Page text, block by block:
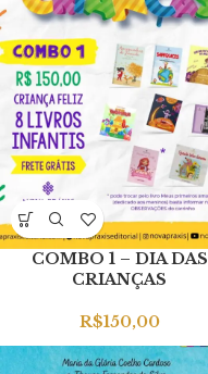
COMBO 1 – DIA DAS
CRIANÇAS
R$150,00